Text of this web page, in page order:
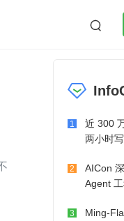

微服务架构
1
近 300
两小时
2
AICon
Agent
3
Ming-